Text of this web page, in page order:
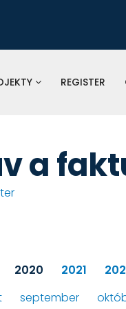
Pre
vodomerov,
spoločnosť:
REGISTER
a
2020 2021
september